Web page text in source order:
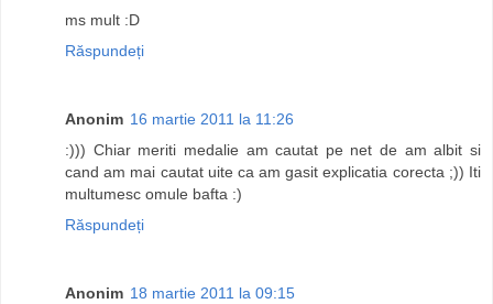
ms mult :D
Răspundeți
Anonim 16 martie 2011 la 11:26
:))) Chiar meriti medalie am cautat pe net de am albit si
cand am mai cautat uite ca am gasit explicatia corecta ;)) Iti
multumesc omule bafta :)
Răspundeți
Anonim 18 martie 2011 la 09:15